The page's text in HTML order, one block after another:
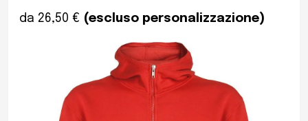
da 26,50 € (escluso personalizzazione)